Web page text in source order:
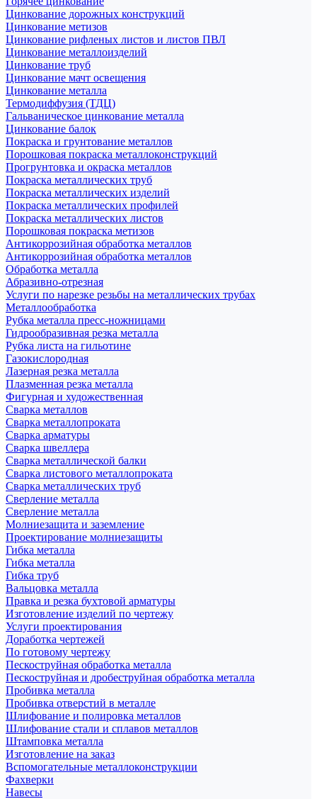
Цинкование дорожных конструкций
Цинкование метизов
Цинкование рифленых листов и листов ПВЛ
Цинкование металлоизделий
Цинкование труб
Цинкование мачт освещения
Цинкование металла
Термодиффузия (ТДЦ)
Гальваническое цинкование металла
Цинкование балок
Покраска и грунтование металлов
Порошковая покраска металлоконструкций
Прогрунтовка и окраска металлов
Покраска металлических труб
Покраска металлических изделий
Покраска металлических профилей
Покраска металлических листов
Порошковая покраска метизов
Антикоррозийная обработка металлов
Антикоррозийная обработка металлов
Обработка металла
Абразивно-отрезная
Услуги по нарезке резьбы на металлических трубах
Металлообработка
Рубка металла пресс-ножницами
Гидрообразивная резка металла
Рубка листа на гильотине
Газокислородная
Лазерная резка металла
Плазменная резка металла
Фигурная и художественная
Сварка металлов
Сварка металлопроката
Сварка арматуры
Сварка швеллера
Сварка металлической балки
Сварка листового металлопроката
Сварка металлических труб
Сверление металла
Сверление металла
Молниезащита и заземление
Проектирование молниезащиты
Гибка металла
Гибка металла
Гибка труб
Вальцовка металла
Правка и резка бухтовой арматуры
Изготовление изделий по чертежу
Услуги проектирования
Доработка чертежей
По готовому чертежу
Пескоструйная обработка металла
Пескоструйная и дробеструйная обработка металла
Пробивка металла
Пробивка отверстий в металле
Шлифование и полировка металлов
Шлифование стали и сплавов металлов
Штамповка металла
Изготовление на заказ
Вспомогательные металлоконструкции
Фахверки
Навесы